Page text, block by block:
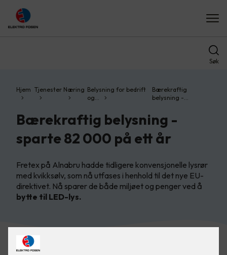
Søk
Hjem Tjenester Næring Belysning for bedrift
og…
Bærekraftig
belysning -…
Bærekraftig belysning -
sparte 82 000 på ett år
Fretex på Alnabru hadde tidligere konvensjonelle lysrør
med kvikksølv, som nå utfases i henhold til det nye EU-
direktivet. Nå sparer de både miljøet og penger ved å
bytte til LED-lys.